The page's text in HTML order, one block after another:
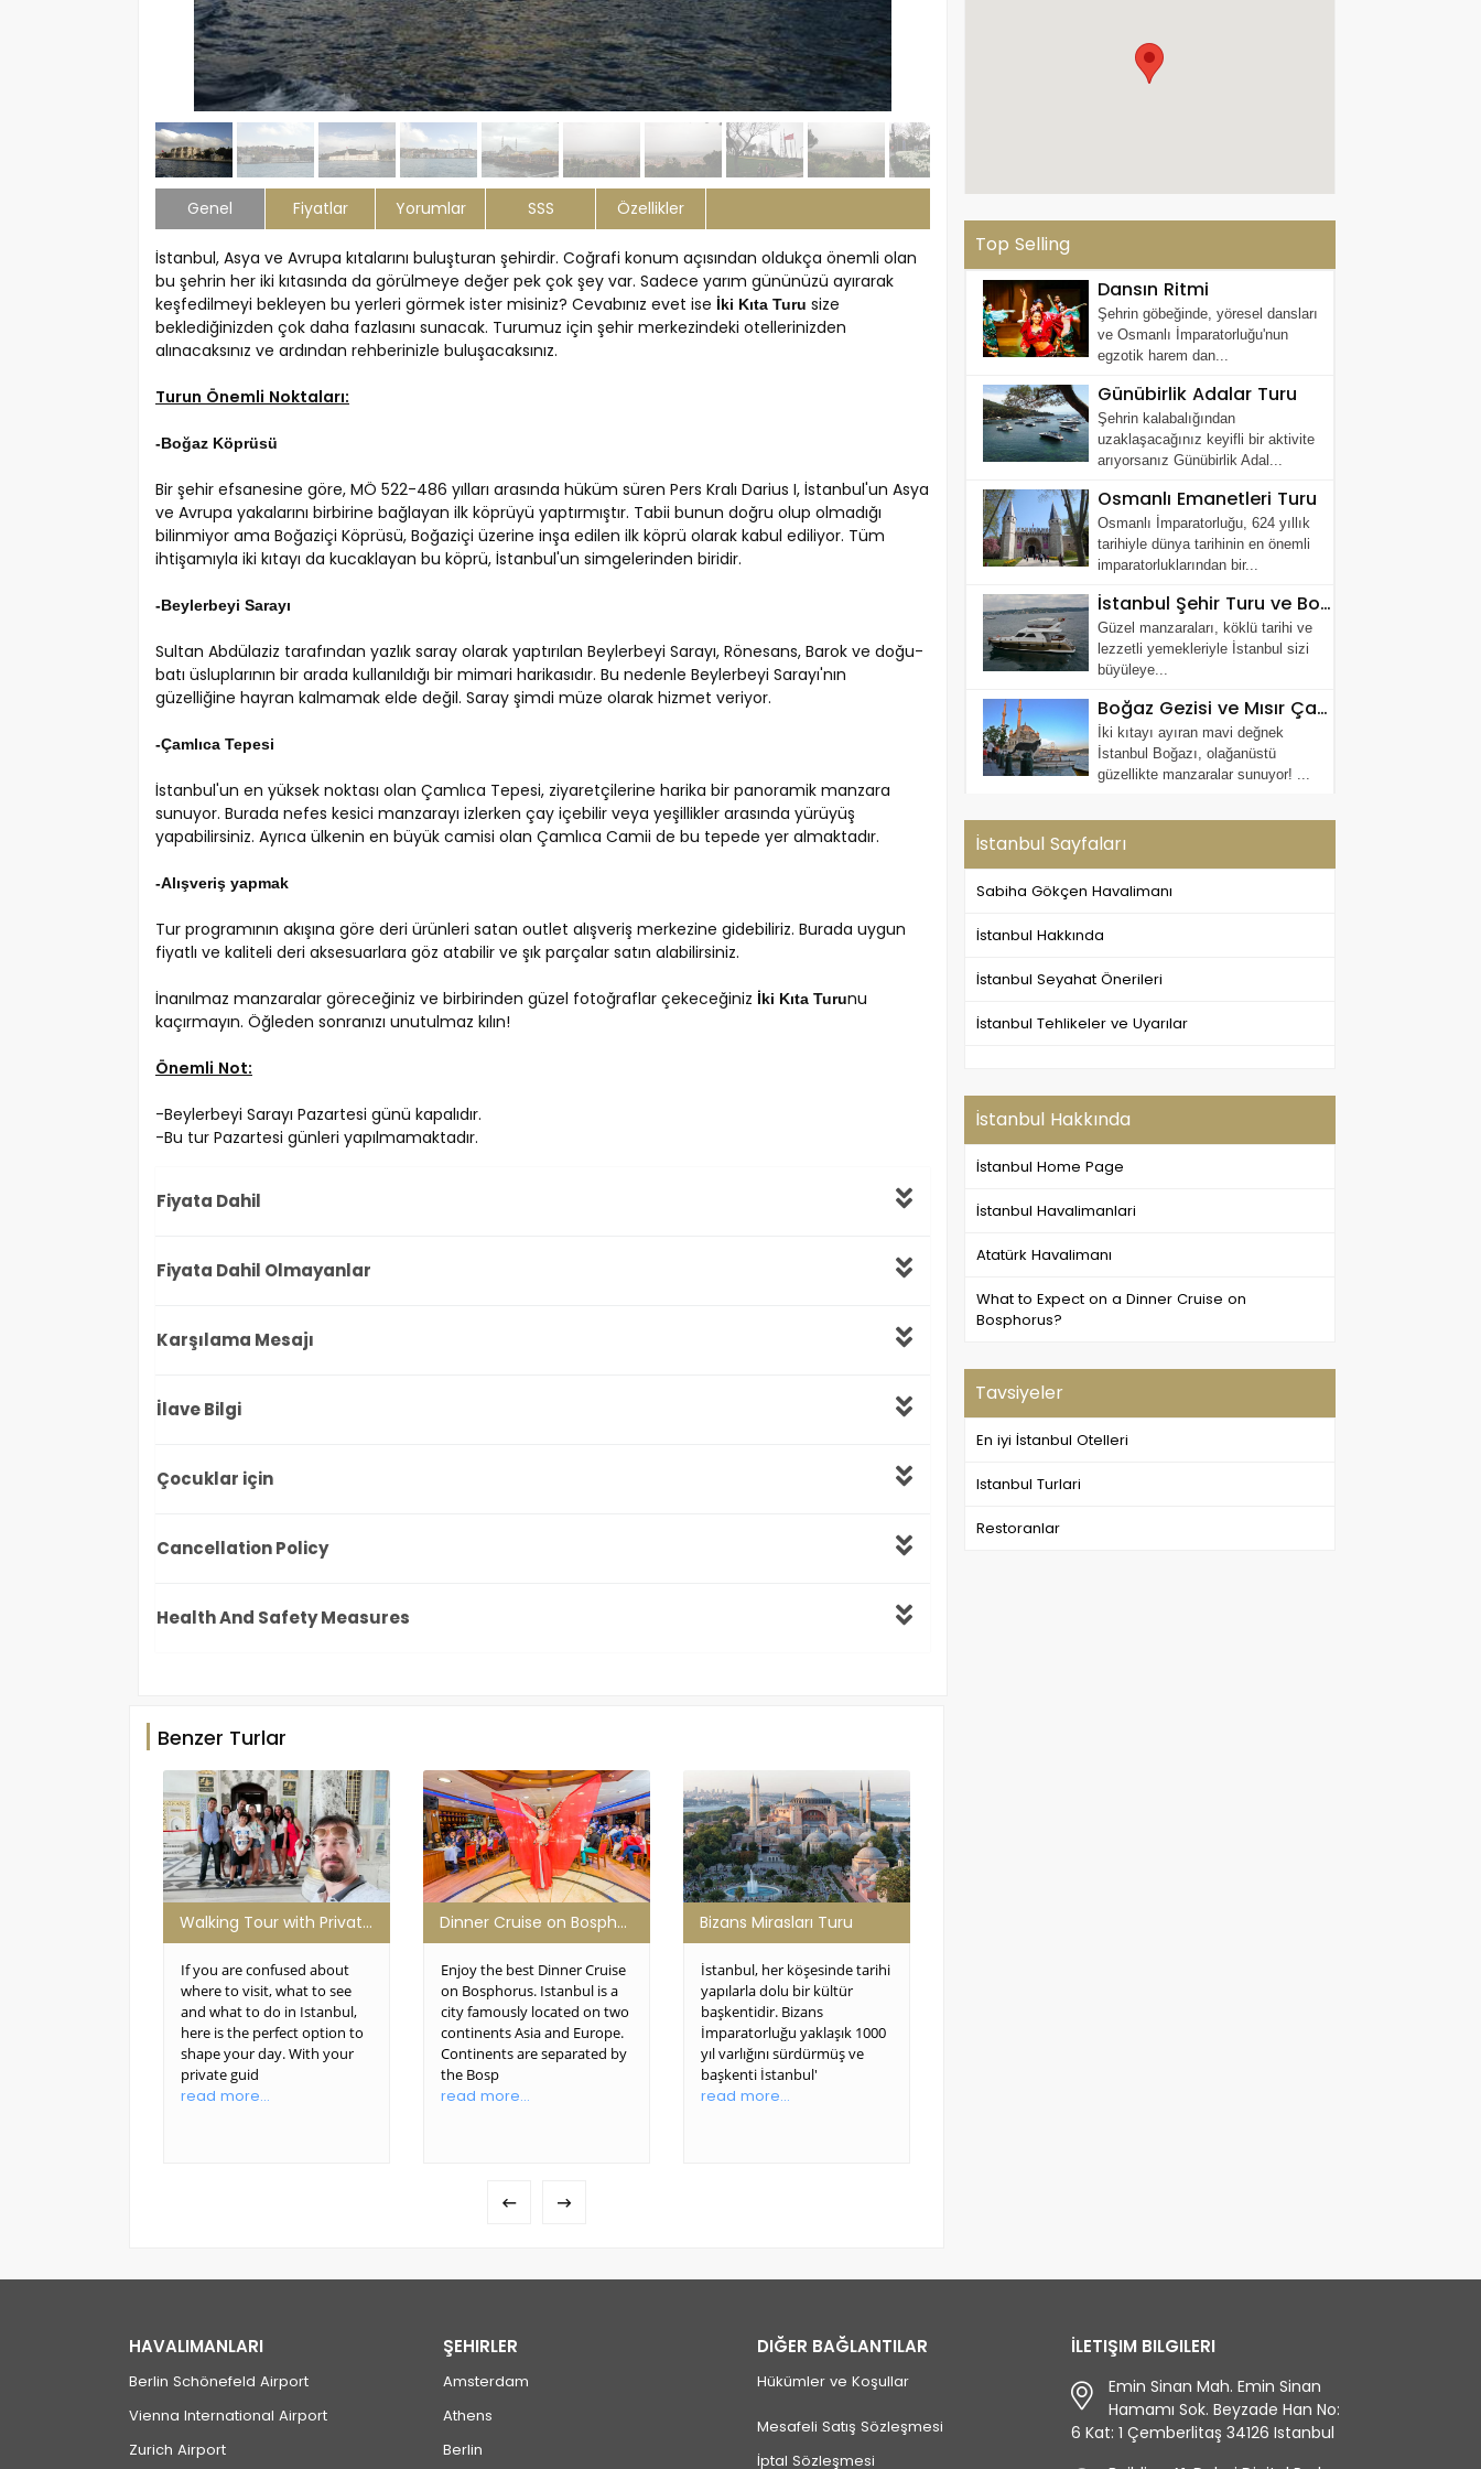
Genel Fiyatlar Yorumlar SSS Özellikler
İstanbul, Asya ve Avrupa kıtalarını buluşturan şehirdir. Coğrafi konum açısından oldukça önemli olan
bu şehrin her iki kıtasında da görülmeye değer pek çok şey var. Sadece yarım gününüzü ayırarak
keşfedilmeyi bekleyen bu yerleri görmek ister misiniz? Cevabınız evet ise İki Kıta Turu size
beklediğinizden çok daha fazlasını sunacak. Turumuz için şehir merkezindeki otellerinizden
alınacaksınız ve ardından rehberinizle buluşacaksınız.
Turun Önemli Noktaları:
-Boğaz Köprüsü
Bir şehir efsanesine göre, MÖ 522-486 yılları arasında hüküm süren Pers Kralı Darius I, İstanbul'un Asya
ve Avrupa yakalarını birbirine bağlayan ilk köprüyü yaptırmıştır. Tabii bunun doğru olup olmadığı
bilinmiyor ama Boğaziçi Köprüsü, Boğaziçi üzerine inşa edilen ilk köprü olarak kabul ediliyor. Tüm
ihtişamıyla iki kıtayı da kucaklayan bu köprü, İstanbul'un simgelerinden biridir.
-Beylerbeyi Sarayı
Sultan Abdülaziz tarafından yazlık saray olarak yaptırılan Beylerbeyi Sarayı, Rönesans, Barok ve doğu-
batı üsluplarının bir arada kullanıldığı bir mimari harikasıdır. Bu nedenle Beylerbeyi Sarayı'nın
güzelliğine hayran kalmamak elde değil. Saray şimdi müze olarak hizmet veriyor.
-Çamlıca Tepesi
İstanbul'un en yüksek noktası olan Çamlıca Tepesi, ziyaretçilerine harika bir panoramik manzara
sunuyor. Burada nefes kesici manzarayı izlerken çay içebilir veya yeşillikler arasında yürüyüş
yapabilirsiniz. Ayrıca ülkenin en büyük camisi olan Çamlıca Camii de bu tepede yer almaktadır.
-Alışveriş yapmak
Tur programının akışına göre deri ürünleri satan outlet alışveriş merkezine gidebiliriz. Burada uygun
fiyatlı ve kaliteli deri aksesuarlara göz atabilir ve şık parçalar satın alabilirsiniz.
İnanılmaz manzaralar göreceğiniz ve birbirinden güzel fotoğraflar çekeceğiniz İki Kıta Turunu
kaçırmayın. Öğleden sonranızı unutulmaz kılın!
Önemli Not:
-Beylerbeyi Sarayı Pazartesi günü kapalıdır.
-Bu tur Pazartesi günleri yapılmamaktadır.
Fiyata Dahil
Fiyata Dahil Olmayanlar
Karşılama Mesajı
İlave Bilgi
Çocuklar için
Cancellation Policy
Health And Safety Measures
Top Selling
Dansın Ritmi
Şehrin göbeğinde, yöresel dansları
ve Osmanlı İmparatorluğu'nun
egzotik harem dan...
Günübirlik Adalar Turu
Şehrin kalabalığından
uzaklaşacağınız keyifli bir aktivite
arıyorsanız Günübirlik Adal...
Osmanlı Emanetleri Turu
Osmanlı İmparatorluğu, 624 yıllık
tarihiyle dünya tarihinin en önemli
imparatorluklarından bir...
İstanbul Şehir Turu ve Boğaz'da Yat Gezisi
Güzel manzaraları, köklü tarihi ve
lezzetli yemekleriyle İstanbul sizi
büyüleye...
Boğaz Gezisi ve Mısır Çarşısı Turu
İki kıtayı ayıran mavi değnek
İstanbul Boğazı, olağanüstü
güzellikte manzaralar sunuyor! ...
İstanbul Sayfaları
Sabiha Gökçen Havalimanı
İstanbul Hakkında
İstanbul Seyahat Önerileri
İstanbul Tehlikeler ve Uyarılar
İstanbul Hakkında
İstanbul Home Page
İstanbul Havalimanlari
Atatürk Havalimanı
What to Expect on a Dinner Cruise on
Bosphorus?
Tavsiyeler
En iyi İstanbul Otelleri
Istanbul Turlari
Restoranlar
Benzer Turlar
Walking Tour with Private Guide in Istanbul
If you are confused about
where to visit, what to see
and what to do in Istanbul,
here is the perfect option to
shape your day. With your
private guid
read more...
Dinner Cruise on Bosphorus Tour , Turkish Night Show in Istanbul
Enjoy the best Dinner Cruise
on Bosphorus. Istanbul is a
city famously located on two
continents Asia and Europe.
Continents are separated by
the Bosp
read more...
Bizans Mirasları Turu
İstanbul, her köşesinde tarihi
yapılarla dolu bir kültür
başkentidir. Bizans
İmparatorluğu yaklaşık 1000
yıl varlığını sürdürmüş ve
başkenti İstanbul'
read more...
HAVALIMANLARI
Berlin Schönefeld Airport
Vienna International Airport
Zurich Airport
ŞEHIRLER
Amsterdam
Athens
Berlin
DIĞER BAĞLANTILAR
Hükümler ve Koşullar
Mesafeli Satış Sözleşmesi
İptal Sözleşmesi
İLETIŞIM BILGILERI
Emin Sinan Mah. Emin Sinan
Hamamı Sok. Beyzade Han No:
6 Kat: 1 Çemberlitaş 34126 Istanbul